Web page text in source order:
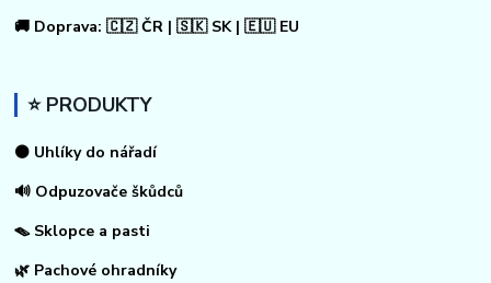
🚚 Doprava: 🇨🇿 ČR | 🇸🇰 SK | 🇪🇺 EU
⭐ PRODUKTY
⚫ Uhlíky do nářadí
🔊 Odpuzovače škůdců
🪤 Sklopce a pasti
🌿 Pachové ohradníky